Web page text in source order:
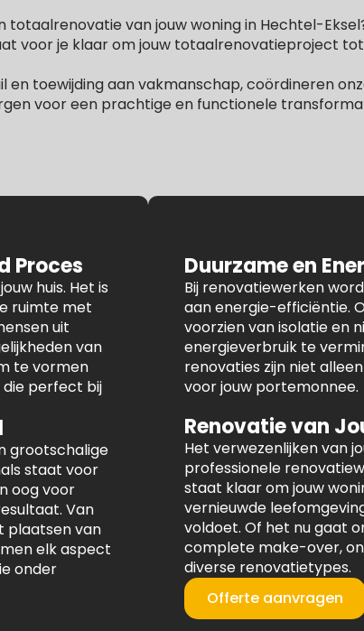
totaalrenovatie van jouw woning in Hechtel-
voor je klaar om jouw totaalrenovatieproject
en toewijding aan vakmanschap, coördineren
voor een prachtige en functionele
Proces
huis. Het is
ruimte met
uit
van
te vormen
perfect bij
grootschalige
staat voor
oog voor
Van
plaatsen van
elk aspect
onder
Duurzame en
Bij renovatiewerken
aan energie-efficiëntie.
voorzien van isolatie en
energieverbruik te
renovaties zijn niet
voor jouw portemonnee.
Renovatie van
Het verwezenlijken van
professionele
staat klaar om jouw
vernieuwde
voldoet. Of het nu gaat
complete make-over,
diverse renovatietypes.
Offerte aanvragen